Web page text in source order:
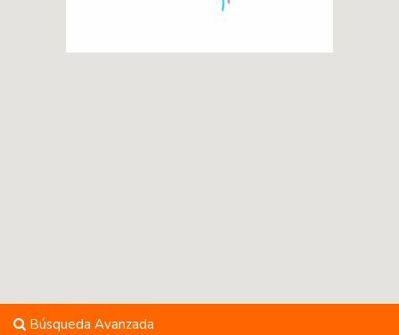
Búsqueda Avanzada